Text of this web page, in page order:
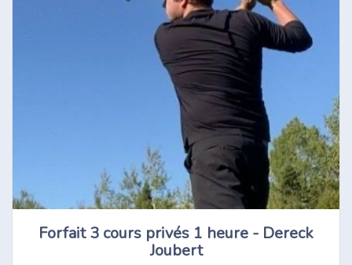
Forfait 3 cours privés 1 heure - Dereck
Joubert